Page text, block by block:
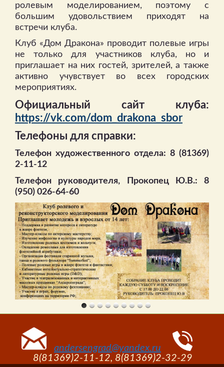
ролевым моделированием, поэтому с
большим удовольствием приходят на
встречи клуба.
Клуб «Дом Дракона» проводит полевые игры
не только для участников клуба, но и
приглашает на них гостей, зрителей, а также
активно учувствует во всех городских
мероприятиях.
Официальный сайт клуба:
https://vk.com/dom_drakona_sbor
Телефоны для справки:
Телефон художественного отдела: 8 (81369)
2-11-12
Телефон руководителя, Прокопец Ю.В.: 8
(950) 026-64-60
andersengrad@yandex.ru
8(81369)2-11-12, 8(81369)2-32-29